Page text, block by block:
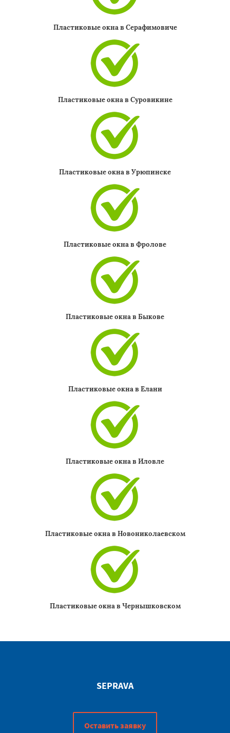
Пластиковые окна в Серафимовиче
Пластиковые окна в Суровикине
Пластиковые окна в Урюпинске
Пластиковые окна в Фролове
Пластиковые окна в Быкове
Пластиковые окна в Елани
Пластиковые окна в Иловле
Пластиковые окна в Новониколаевском
Пластиковые окна в Чернышковском
SEPRAVA
Оставить заявку